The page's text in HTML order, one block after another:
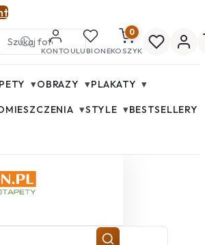
KONTOULUBIONE
0
KOSZYK
▾OBRAZY ▾PLAKATY ▾
▾STYLE ▾BESTSELLERY